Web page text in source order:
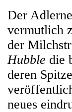
Der
vermutlich
der
Hubble die
deren
neues